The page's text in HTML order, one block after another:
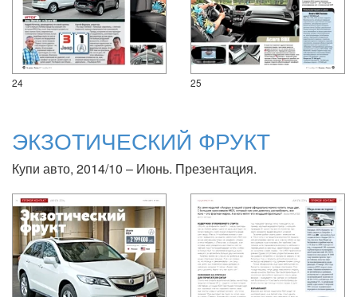
24 25
ЭКЗОТИЧЕСКИЙ ФРУКТ
Купи авто, 2014/10 – Июнь. Презентация.